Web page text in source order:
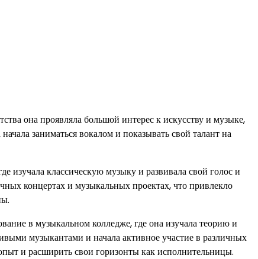
она проявляла большой интерес к искусству и музыке,
заниматься вокалом и показывать свой талант на
изучала классическую музыку и развивала свой голос и
концертах и музыкальных проектах, что привлекло
в музыкальном колледже, где она изучала теорию и
музыкантами и начала активное участие в различных
и расширить свои горизонты как исполнительницы.